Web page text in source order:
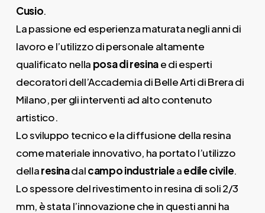
Cusio.
La passione ed esperienza maturata negli anni di
lavoro e l’utilizzo di personale altamente
qualificato nella posa di resinae di esperti
decoratori dell’Accademia di Belle Arti di Brera di
Milano, per gli interventi ad alto contenuto
artistico.
Lo sviluppo tecnico e la diffusione della resina
come materiale innovativo, ha portato l’utilizzo
dellaresinadalcampo industrialeaedile civile.
Lo spessore del rivestimento in resina di soli 2/3
mm, è stata l’innovazione che in questi anni ha